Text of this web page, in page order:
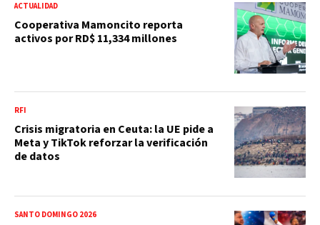
ACTUALIDAD
Cooperativa Mamoncito reporta
activos por RD$ 11,334 millones
RFI
Crisis migratoria en Ceuta: la UE pide a
Meta y TikTok reforzar la verificación
de datos
SANTO DOMINGO 2026